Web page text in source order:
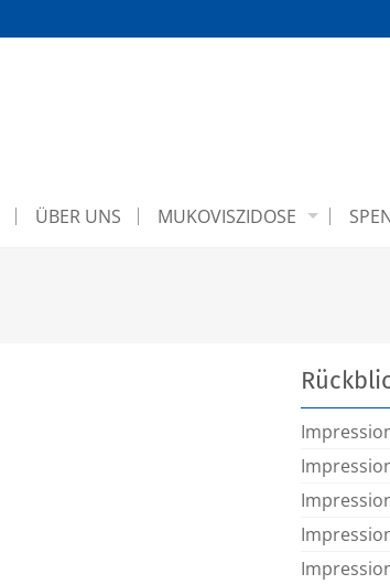
ÜBER UNS MUKOVISZIDOSE